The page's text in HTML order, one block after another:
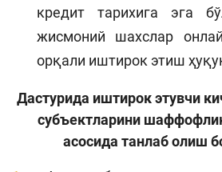
кредит тарихига эга
жисмоний шахслар
орқали иштирок этиш
Дастурида иштирок этувчи
субъектларини
асосида танлаб олиш